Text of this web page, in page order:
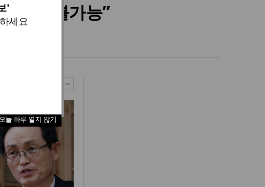
'
세요
오늘 하루 열지 않기
는 것 불가능”